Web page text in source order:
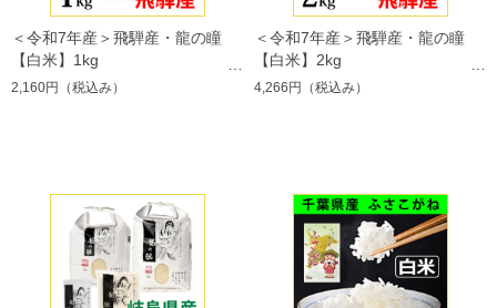
＜令和7年産＞飛騨産・龍の瞳
【白米】1kg
2,160円 （税込み）
＜令和7年産＞飛騨産・龍の瞳
【白米】2kg
4,266円 （税込み）